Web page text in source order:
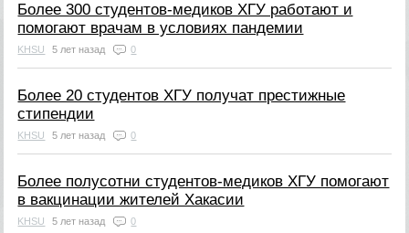
Более 300 студентов-медиков ХГУ работают и
помогают врачам в условиях пандемии
KHSU 5 лет назад 0
Более 20 студентов ХГУ получат престижные
стипендии
KHSU 5 лет назад 0
Более полусотни студентов-медиков ХГУ помогают
в вакцинации жителей Хакасии
KHSU 5 лет назад 0